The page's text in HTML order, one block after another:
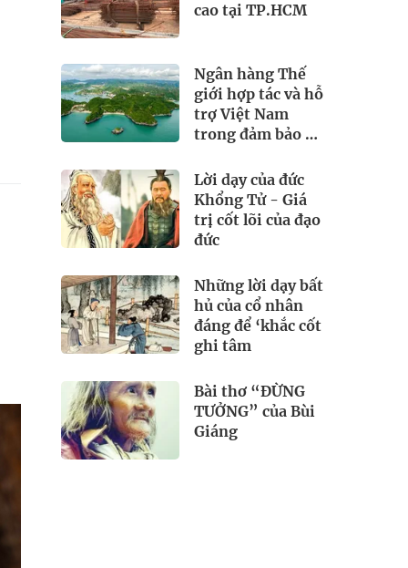
cao tại TP.HCM
Ngân hàng Thế
giới hợp tác và hỗ
trợ Việt Nam
trong đảm bảo an
Lời dạy của đức
Khổng Tử - Giá
trị cốt lõi của đạo
đức
Những lời dạy bất
hủ của cổ nhân
đáng để ‘khắc cốt
ghi tâm
Bài thơ “ĐỪNG
TƯỞNG” của Bùi
Giáng